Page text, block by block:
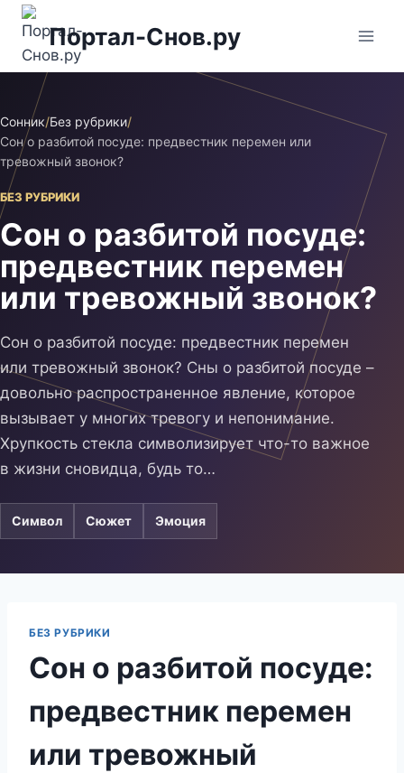
Перейти
содержимому
Портал-Снов.ру
Сонник/Без рубрики/
Сон о разбитой посуде: предвестник перемен или
тревожный звонок?
БЕЗ РУБРИКИ
Сон о разбитой посуде:
предвестник перемен
или тревожный звонок?
Сон о разбитой посуде: предвестник перемен
или тревожный звонок? Сны о разбитой посуде –
довольно распространенное явление, которое
вызывает у многих тревогу и непонимание.
Хрупкость стекла символизирует что-то важное
в жизни сновидца, будь то…
Символ Сюжет Эмоция
БЕЗ РУБРИКИ
Сон о разбитой посуде:
предвестник перемен
или тревожный